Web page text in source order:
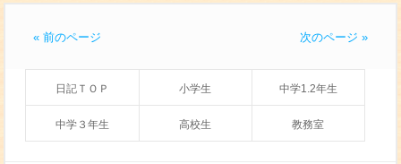
« 前のページ 次のページ »
日記ＴＯＰ 小学生 中学1.2年生
中学３年生 高校生 教務室